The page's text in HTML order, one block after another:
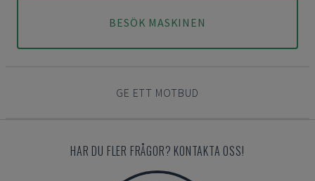
BESÖK MASKINEN
GE ETT MOTBUD
HAR DU FLER FRÅGOR? KONTAKTA OSS!